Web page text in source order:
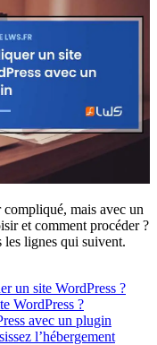
mais avec un
et comment procéder ?
les lignes qui suivent.
un site WordPress ?
WordPress ?
avec un plugin
l’hébergement